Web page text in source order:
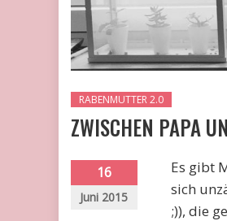
RABENMUTTER 2.0
ZWISCHEN PAPA
16
Juni 2015
Es gibt
sich
;)), die